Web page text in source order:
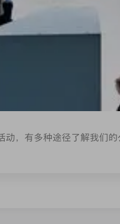
，有多种途径了解我们的